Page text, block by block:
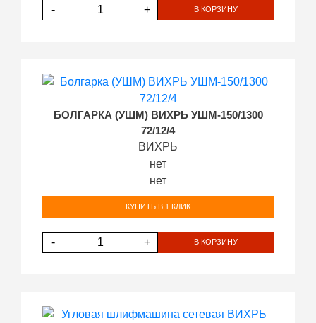
- + В КОРЗИНУ
БОЛГАРКА (УШМ) ВИХРЬ УШМ-150/1300
72/12/4
ВИХРЬ
нет
нет
КУПИТЬ В 1 КЛИК
- + В КОРЗИНУ